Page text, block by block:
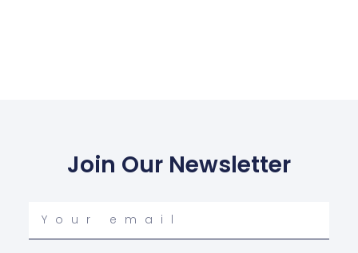
Join Our Newsletter
email